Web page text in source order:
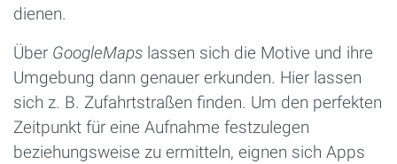
dienen.
Über GoogleMaps lassen sich die Motive und ihre
Umgebung dann genauer erkunden. Hier lassen
sich z. B. Zufahrtstraßen finden. Um den perfekten
Zeitpunkt für eine Aufnahme festzulegen
beziehungsweise zu ermitteln, eignen sich Apps